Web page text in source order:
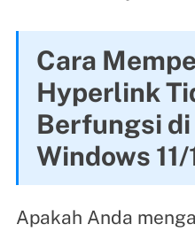
Cara
Hyperlink
Berfungsi
Windows 11/
Apakah Anda